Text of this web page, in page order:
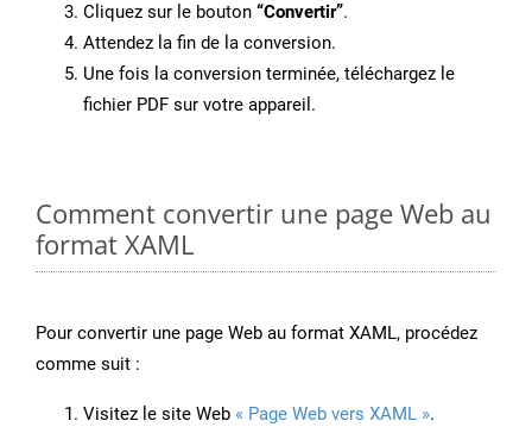
Cliquez sur le bouton “Convertir”.
Attendez la fin de la conversion.
Une fois la conversion terminée, téléchargez le
fichier PDF sur votre appareil.
Comment convertir une page Web au
format XAML
Pour convertir une page Web au format XAML, procédez
comme suit :
Visitez le site Web « Page Web vers XAML ».